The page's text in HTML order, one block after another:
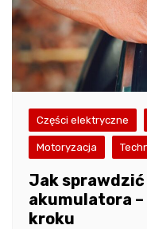
Części elektryczne
Motoryzacja
Jak
akumulatora
kroku